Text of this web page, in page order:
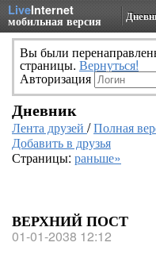
LiveInternet
мобильная версия
Вы были
страницы. Вернуться!
Авторизация
Дневник
Лента друзей /Полная
Добавить в друзья
Страницы: раньше»
ВЕРХНИЙ ПОСТ
01-01-2038 12:12